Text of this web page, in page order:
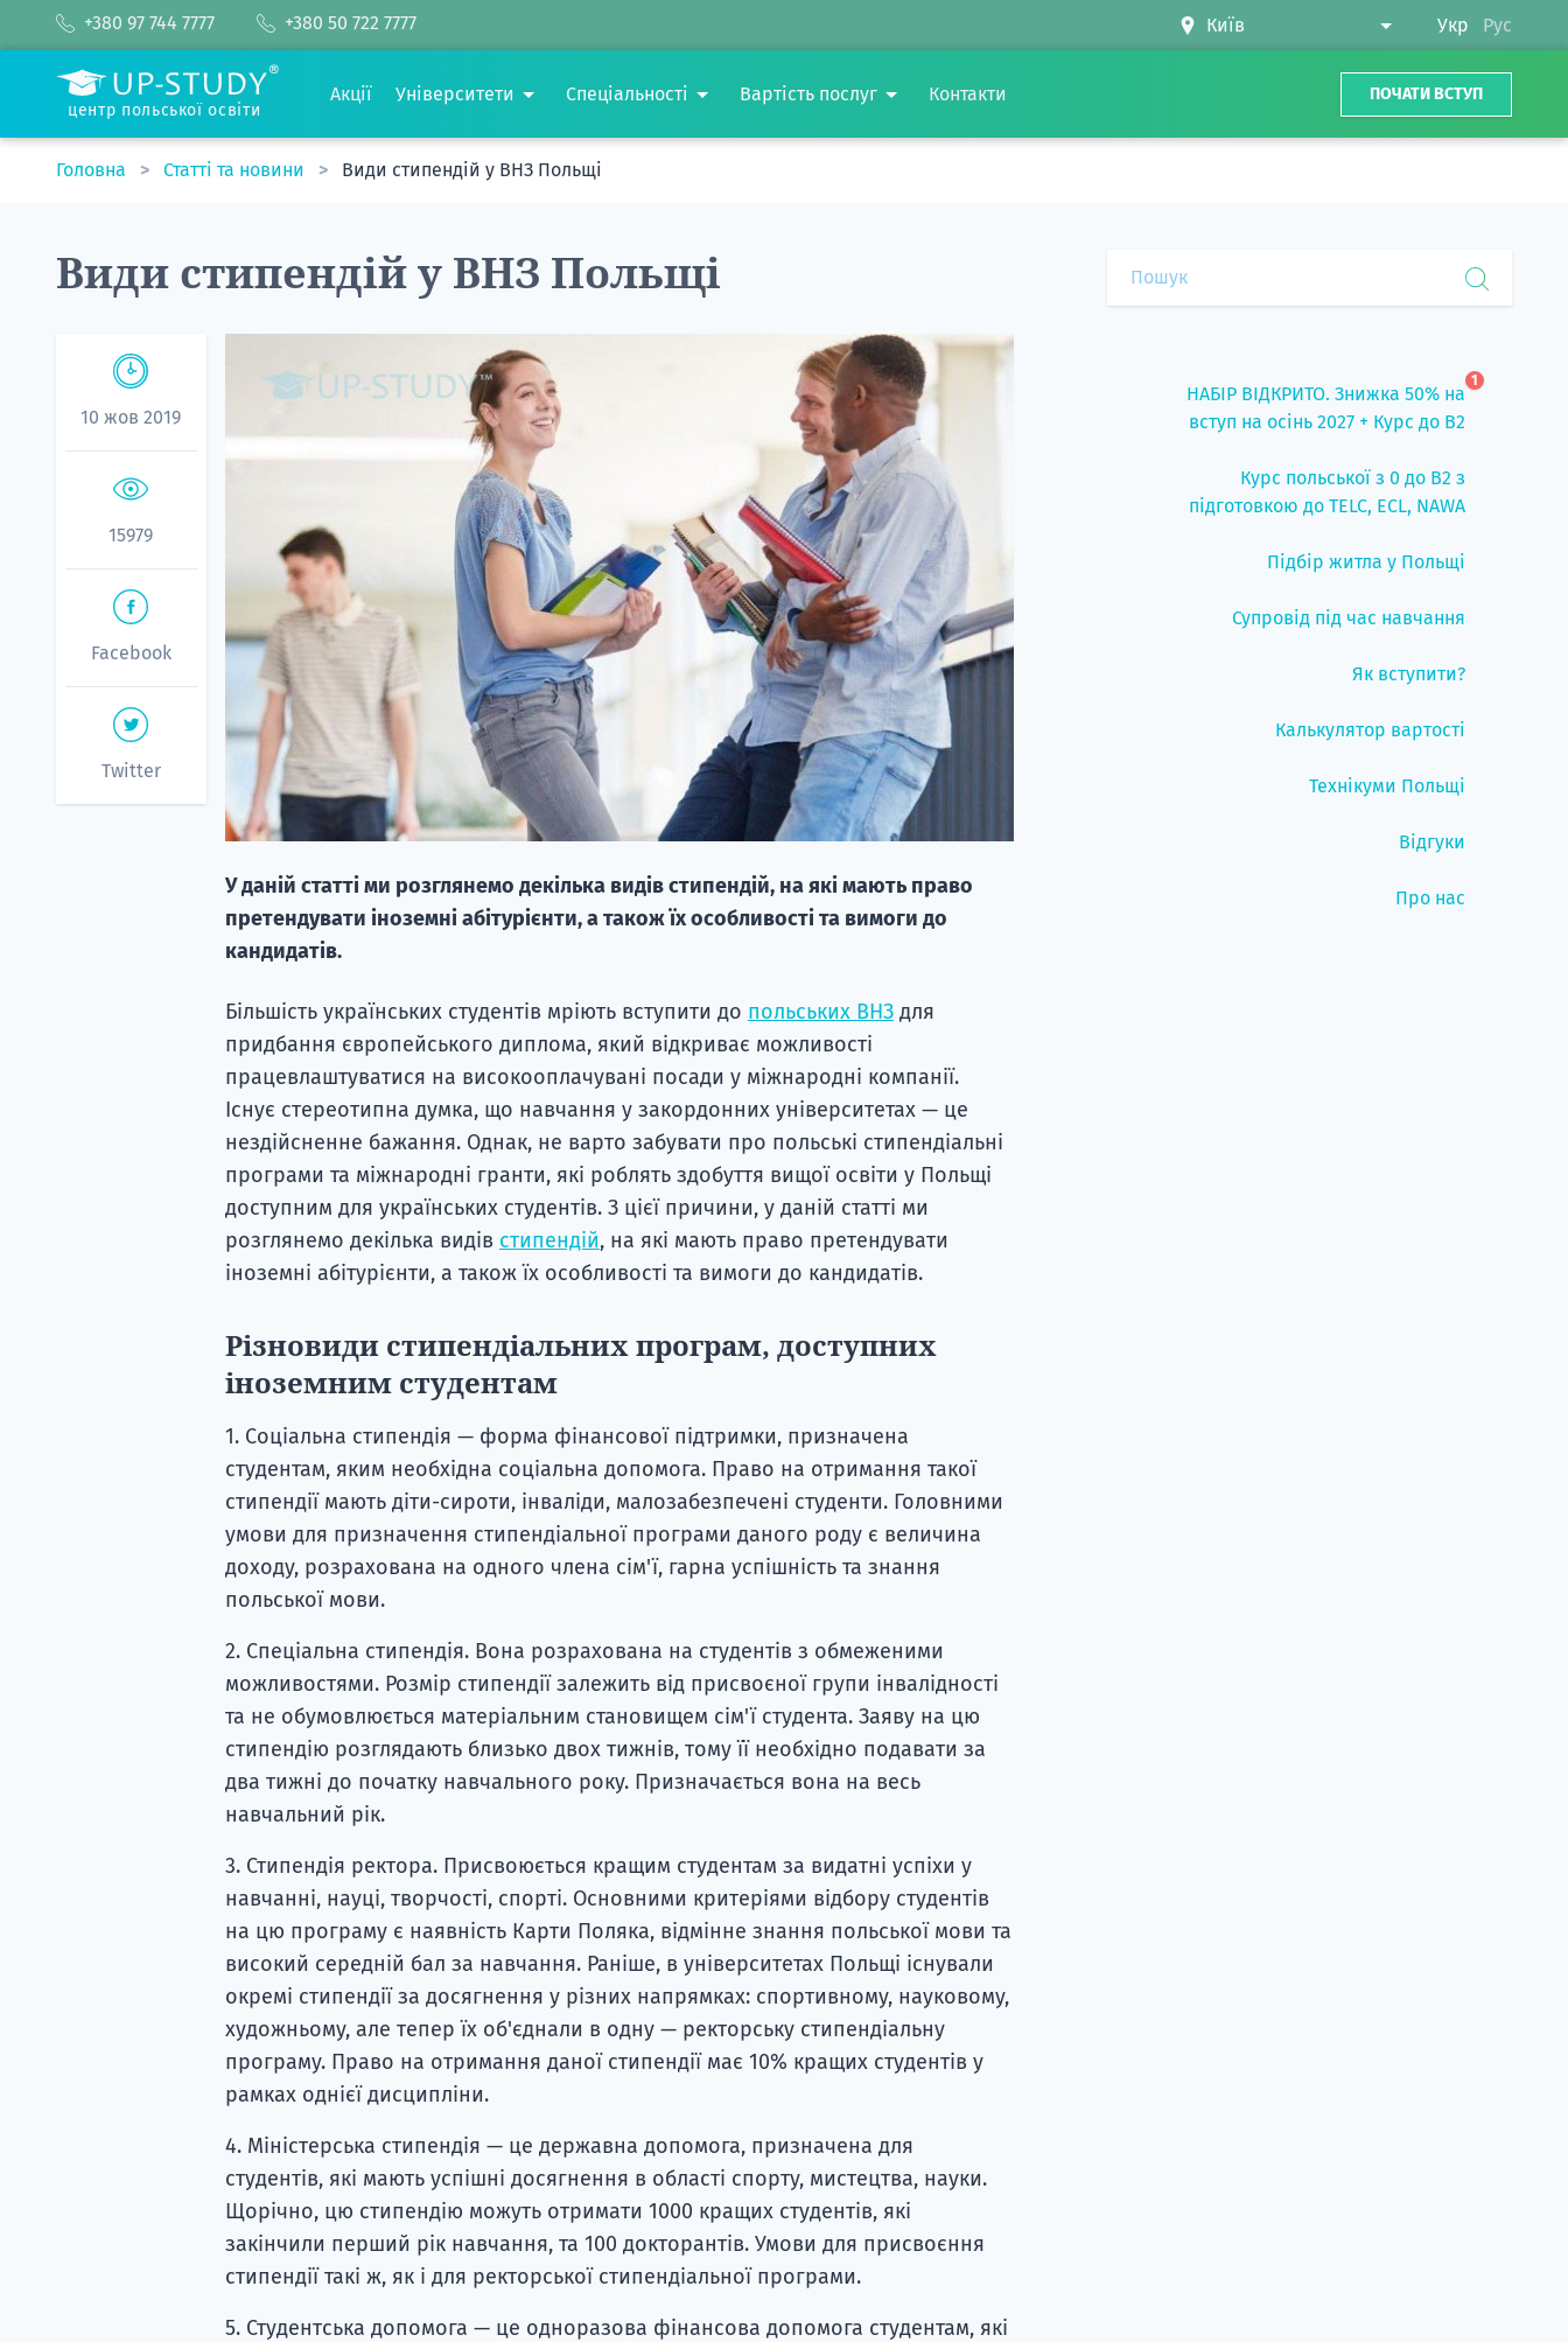
+380 97 744 7777 +380 50 722 7777 Укр Рус
центр польської освіти
Акції Університети Спеціальності Вартість послуг Контакти ПОЧАТИ ВСТУП
Головна Статті та новини Види стипендій у ВНЗ Польщі
Види стипендій у ВНЗ Польщі
10 жов 2019
15979
Facebook
Twitter
У даній статті ми розглянемо декілька видів стипендій, на які мають право
претендувати іноземні абітурієнти, а також їх особливості та вимоги до
кандидатів.
Більшість українських студентів мріють вступити до польських ВНЗдля
придбання європейського диплома, який відкриває можливості
працевлаштуватися на високооплачувані посади у міжнародні компанії.
Існує стереотипна думка, що навчання у закордонних університетах — це
нездійсненне бажання. Однак, не варто забувати про польські стипендіальні
програми та міжнародні гранти, які роблять здобуття вищої освіти у Польщі
доступним для українських студентів. З цієї причини, у даній статті ми
розглянемо декілька видів стипендій, на які мають право претендувати
іноземні абітурієнти, а також їх особливості та вимоги до кандидатів.
Різновиди стипендіальних програм, доступних
іноземним студентам
1. Соціальна стипендія — форма фінансової підтримки, призначена
студентам, яким необхідна соціальна допомога. Право на отримання такої
стипендії мають діти-сироти, інваліди, малозабезпечені студенти. Головними
умови для призначення стипендіальної програми даного роду є величина
доходу, розрахована на одного члена сім'ї, гарна успішність та знання
польської мови.
2. Спеціальна стипендія. Вона розрахована на студентів з обмеженими
можливостями. Розмір стипендії залежить від присвоєної групи інвалідності
та не обумовлюється матеріальним становищем сім'ї студента. Заяву на цю
стипендію розглядають близько двох тижнів, тому її необхідно подавати за
два тижні до початку навчального року. Призначається вона на весь
навчальний рік.
3. Стипендія ректора. Присвоюється кращим студентам за видатні успіхи у
навчанні, науці, творчості, спорті. Основними критеріями відбору студентів
на цю програму є наявність Карти Поляка, відмінне знання польської мови та
високий середній бал за навчання. Раніше, в університетах Польщі існували
окремі стипендії за досягнення у різних напрямках: спортивному, науковому,
художньому, але тепер їх об'єднали в одну — ректорську стипендіальну
програму. Право на отримання даної стипендії має 10% кращих студентів у
рамках однієї дисципліни.
4. Міністерська стипендія — це державна допомога, призначена для
студентів, які мають успішні досягнення в області спорту, мистецтва, науки.
Щорічно, цю стипендію можуть отримати 1000 кращих студентів, які
закінчили перший рік навчання, та 100 докторантів. Умови для присвоєння
стипендії такі ж, як і для ректорської стипендіальної програми.
5. Студентська допомога — це одноразова фінансова допомога студентам, які
НАБІР ВІДКРИТО. Знижка 50% на
вступ на осінь 2027 + Курс до B2
1
Курс польської з 0 до B2 з
підготовкою до TELC, ECL, NAWA
Підбір житла у Польщі
Супровід під час навчання
Як вступити?
Калькулятор вартості
Технікуми Польщі
Відгуки
Про нас